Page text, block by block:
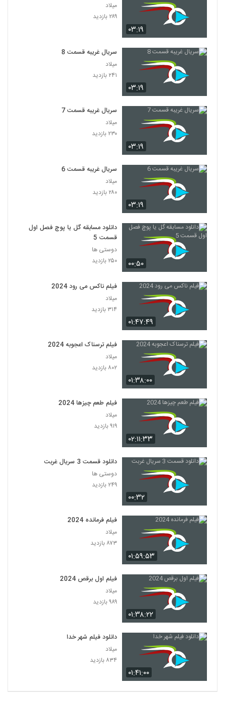
۰۳:۱۹
میلاد
۲۸۹ بازدید
۰۳:۱۹
سریال غریبه قسمت 8
میلاد
۲۴۱ بازدید
۰۳:۱۹
سریال غریبه قسمت 7
میلاد
۲۳۰ بازدید
۰۳:۱۹
سریال غریبه قسمت 6
میلاد
۲۸۰ بازدید
۰۰:۵۰
دانلود مسابقه گل یا پوچ فصل اول
قسمت 5
دوستی ها
۲۵۰ بازدید
۰۱:۴۷:۴۹
فیلم ناکس می رود 2024
میلاد
۳۱۴ بازدید
۰۱:۳۸:۰۰
فیلم ترسناک اعجوبه 2024
میلاد
۸۰۲ بازدید
۰۲:۱۱:۳۳
فیلم طعم چیزها 2024
میلاد
۹۱۹ بازدید
۰۰:۳۲
دانلود قسمت 3 سریال غربت
دوستی ها
۲۴۹ بازدید
۰۱:۵۹:۵۳
فیلم فرمانده 2024
میلاد
۸۷۳ بازدید
۰۱:۳۸:۲۲
فیلم اول برقص 2024
میلاد
۹۸۹ بازدید
۰۱:۴۱:۰۰
دانلود فیلم شهر خدا
میلاد
۸۳۴ بازدید